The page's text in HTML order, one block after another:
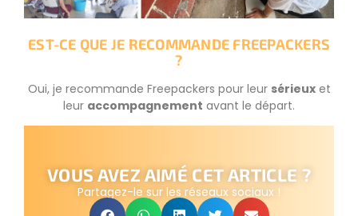
EST-CE QUE JE RECOMMANDE FREEPACKERS
?
Oui, je recommande Freepackers pour leur sérieuxet
leur accompagnement avant le départ.
VOUS AVEZ AIMÉ CET ARTICLE ?
Partagez-le sur les réseaux sociaux !